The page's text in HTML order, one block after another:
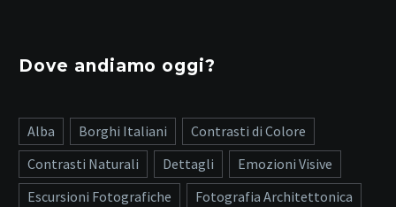
Dove andiamo oggi?
Alba Borghi Italiani
Contrasti di Colore
Contrasti Naturali
Dettagli
Emozioni Visive
Escursioni Fotografiche
Fotografia Architettonica